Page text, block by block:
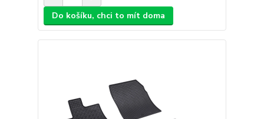
Do košíku, chci to mít doma